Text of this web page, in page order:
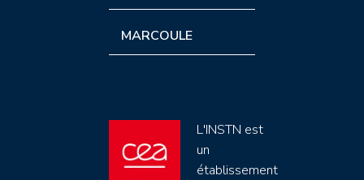
MARCOULE
L'INSTN est
un
établissement